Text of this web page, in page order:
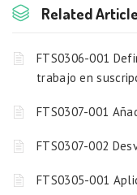
Related
FTS0306-001
trabajo en
FTS0307-001
FTS0307-002
FTS0305-001